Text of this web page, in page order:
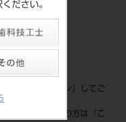
ださい。
コード
格
ログイン
』してご
さい。
会員登録がまだの方は『
こ